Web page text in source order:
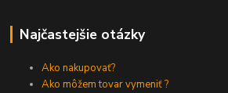
Najčastejšie otázky
Ako nakupovať?
Ako môžem tovar vymeniť ?